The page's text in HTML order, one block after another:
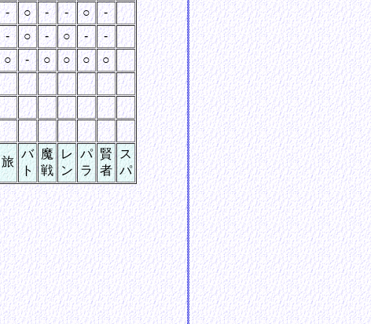
- ○ - - ○
-
- ○ - ○ -
-
○ - ○ ○ ○
○
旅
バ
ト
魔
戦
レ
ン
パ
ラ
賢
者
ス
パ